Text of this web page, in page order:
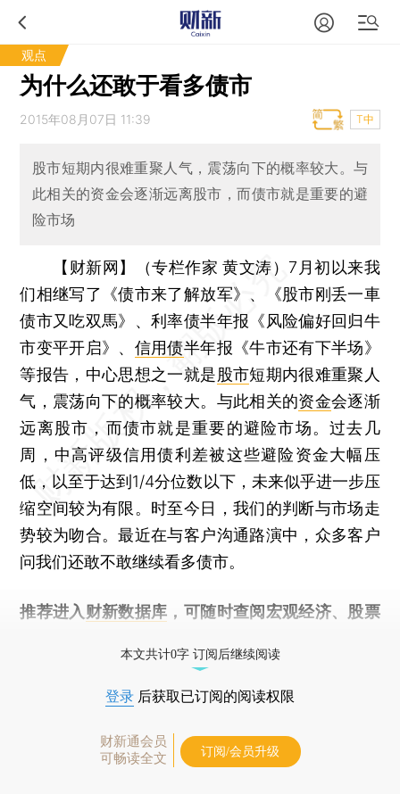
观点
为什么还敢于看多债市
2015年08月07日 11:39 T中
股市短期内很难重聚人气，震荡向下的概率较大。与
此相关的资金会逐渐远离股市，而债市就是重要的避
险市场
【财新网】（专栏作家 黄文涛） 7月初以来我
们相继写了《债市来了解放军》、《股市刚丢一車
债市又吃双馬》、利率债半年报《风险偏好回归牛
市变平开启》、 信用债半年报《牛市还有下半场》
等报告，中心思想之一就是股市短期内很难重聚人
气，震荡向下的概率较大。与此相关的资金会逐渐
远离股市，而债市就是重要的避险市场。过去几
周，中高评级信用债利差被这些避险资金大幅压
低，以至于达到1/4分位数以下，未来似乎进一步压
缩空间较为有限。时至今日，我们的判断与市场走
势较为吻合。最近在与客户沟通路演中，众多客户
问我们还敢不敢继续看多债市。
推荐进入 财新数据库 ，可随时查阅宏观经济、股票
本文共计0字 订阅后继续阅读
登录 后获取已订阅的阅读权限
财新通会员
可畅读全文
订阅/会员升级